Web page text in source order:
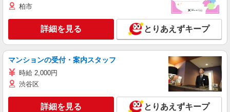
柏市
詳細を見る とりあえずキープ
マンションの受付・案内スタッフ
時給 2,000円
渋谷区
詳細を見る とりあえずキープ